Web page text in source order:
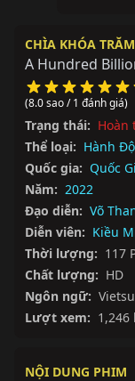
CHÌA KHÓA
A Hundred
(8.0 sao / 1 đánh giá)
Trạng thái: Hoàn
Thể loại: Hành
Quốc gia: Quốc
Năm: 2022
Đạo diễn: Võ
Diễn viên: Kiều
Thời lượng: 117
Chất lượng: HD
Ngôn ngữ:
Lượt xem:
NỘI DUNG PHIM